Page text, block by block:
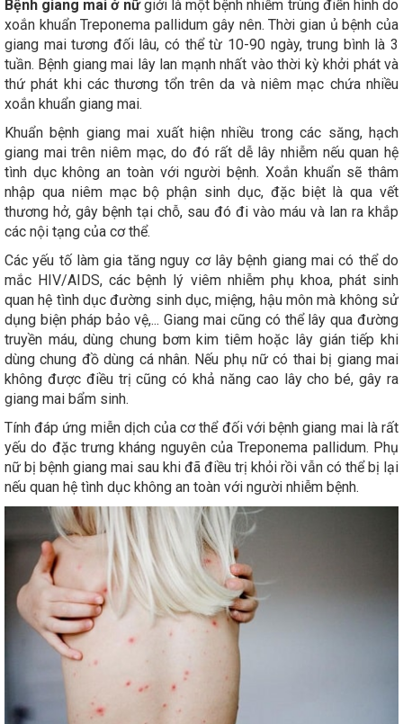
Bệnh giang mai ở nữgiới là một bệnh nhiễm trùng điển hình do
xoắn khuẩn Treponema pallidum gây nên. Thời gian ủ bệnh của
giang mai tương đối lâu, có thể từ 10-90 ngày, trung bình là 3
tuần. Bệnh giang mai lây lan mạnh nhất vào thời kỳ khởi phát và
thứ phát khi các thương tổn trên da và niêm mạc chứa nhiều
xoắn khuẩn giang mai.
Khuẩn bệnh giang mai xuất hiện nhiều trong các săng, hạch
giang mai trên niêm mạc, do đó rất dễ lây nhiễm nếu quan hệ
tình dục không an toàn với người bệnh. Xoắn khuẩn sẽ thâm
nhập qua niêm mạc bộ phận sinh dục, đặc biệt là qua vết
thương hở, gây bệnh tại chỗ, sau đó đi vào máu và lan ra khắp
các nội tạng của cơ thể.
Các yếu tố làm gia tăng nguy cơ lây bệnh giang mai có thể do
mắc HIV/AIDS, các bệnh lý viêm nhiễm phụ khoa, phát sinh
quan hệ tình dục đường sinh dục, miệng, hậu môn mà không sử
dụng biện pháp bảo vệ,... Giang mai cũng có thể lây qua đường
truyền máu, dùng chung bơm kim tiêm hoặc lây gián tiếp khi
dùng chung đồ dùng cá nhân. Nếu phụ nữ có thai bị giang mai
không được điều trị cũng có khả năng cao lây cho bé, gây ra
giang mai bẩm sinh.
Tính đáp ứng miễn dịch của cơ thể đối với bệnh giang mai là rất
yếu do đặc trưng kháng nguyên của Treponema pallidum. Phụ
nữ bị bệnh giang mai sau khi đã điều trị khỏi rồi vẫn có thể bị lại
nếu quan hệ tình dục không an toàn với người nhiễm bệnh.